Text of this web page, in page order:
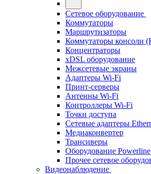
Сетевое оборудование
Коммутаторы
Маршрутизаторы
Коммутаторы консоли
Концентраторы
xDSL оборудование
Межсетевые экраны
Адаптеры Wi-Fi
Принт-серверы
Антенны Wi-Fi
Контроллеры Wi-Fi
Точки доступа
Сетевые адаптеры
Медиаконвертер
Трансиверы
Оборудование Powerline
Прочее сетевое
Видеонаблюдение